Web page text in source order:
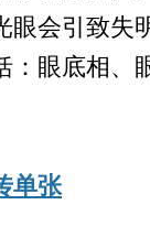
会引致失
：眼底相、
单张